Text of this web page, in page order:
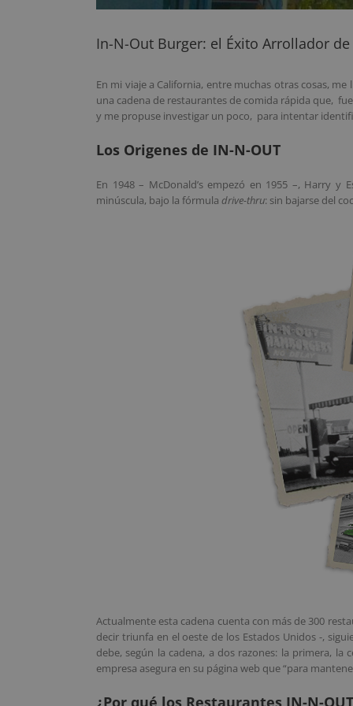
In-N-Out Burger: el Éxito Arrollador de
En mi viaje a California, entre muchas otras cosas,
una cadena de restaurantes de comida rápida que,
y me propuse investigar un poco, para intentar
Los Origenes de IN-N-OUT
En 1948 – McDonald’s empezó en 1955 –, Harry y
minúscula, bajo la fórmula drive-thru: sin bajarse del
Actualmente esta cadena cuenta con más de 300
decir triunfa en el oeste de los Estados Unidos -,
debe, según la cadena, a dos razones: la primera,
empresa asegura en su página web que “para
¿Por qué los Restaurantes IN-N-